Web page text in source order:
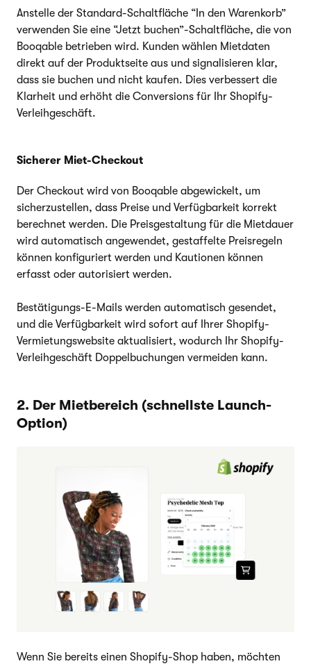
Anstelle der Standard-Schaltfläche “In den Warenkorb”
verwenden Sie eine “Jetzt buchen”-Schaltfläche, die von
Booqable betrieben wird. Kunden wählen Mietdaten
direkt auf der Produktseite aus und signalisieren klar,
dass sie buchen und nicht kaufen. Dies verbessert die
Klarheit und erhöht die Conversions für Ihr Shopify-
Verleihgeschäft.
Sicherer Miet-Checkout
Der Checkout wird von Booqable abgewickelt, um
sicherzustellen, dass Preise und Verfügbarkeit korrekt
berechnet werden. Die Preisgestaltung für die Mietdauer
wird automatisch angewendet, gestaffelte Preisregeln
können konfiguriert werden und Kautionen können
erfasst oder autorisiert werden.
Bestätigungs-E-Mails werden automatisch gesendet,
und die Verfügbarkeit wird sofort auf Ihrer Shopify-
Vermietungswebsite aktualisiert, wodurch Ihr Shopify-
Verleihgeschäft Doppelbuchungen vermeiden kann.
2. Der Mietbereich (schnellste Launch-
Option)
Wenn Sie bereits einen Shopify-Shop haben, möchten